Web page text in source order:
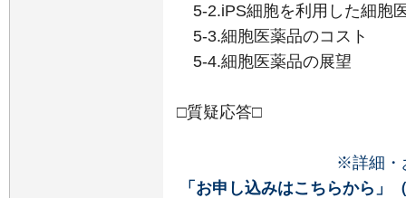
5-2.iPS細胞を利用した細胞
5-3.細胞医薬品のコスト
5-4.細胞医薬品の展望
□質疑応答□
※詳細・
「お申し込みはこちらから」